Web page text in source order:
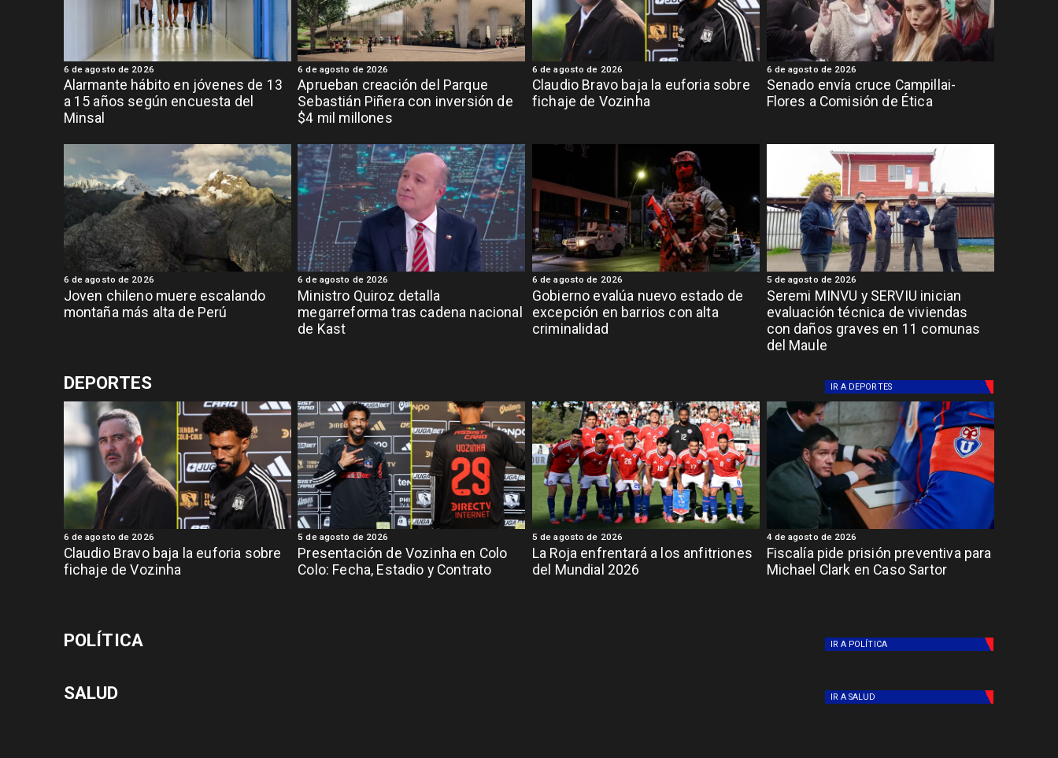
Alarmante hábito en jóvenes de 13
a 15 años según encuesta del
Minsal
6 de agosto de 2026
Aprueban creación del Parque
Sebastián Piñera con inversión de
$4 mil millones
6 de agosto de 2026
Claudio Bravo baja la euforia sobre
fichaje de Vozinha
6 de agosto de 2026
Senado envía cruce Campillai-
Flores a Comisión de Ética
6 de agosto de 2026
Joven chileno muere escalando
montaña más alta de Perú
6 de agosto de 2026
Ministro Quiroz detalla
megarreforma tras cadena nacional
de Kast
6 de agosto de 2026
Gobierno evalúa nuevo estado de
excepción en barrios con alta
criminalidad
6 de agosto de 2026
Seremi MINVU y SERVIU inician
evaluación técnica de viviendas
con daños graves en 11 comunas
del Maule
5 de agosto de 2026
DEPORTES IR A DEPORTES
Claudio Bravo baja la euforia sobre
fichaje de Vozinha
6 de agosto de 2026
Presentación de Vozinha en Colo
Colo: Fecha, Estadio y Contrato
5 de agosto de 2026
La Roja enfrentará a los anfitriones
del Mundial 2026
5 de agosto de 2026
Fiscalía pide prisión preventiva para
Michael Clark en Caso Sartor
4 de agosto de 2026
POLÍTICA IR A POLÍTICA
SALUD IR A SALUD